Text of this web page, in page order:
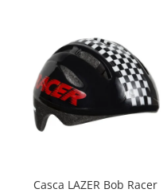
Casca LAZER Bob Racer